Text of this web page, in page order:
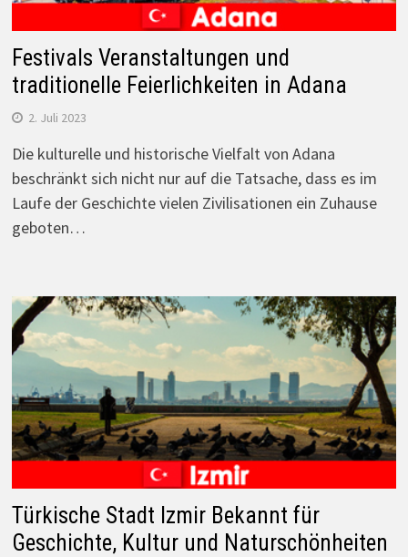
Festivals Veranstaltungen und
traditionelle Feierlichkeiten in Adana
2. Juli 2023
Die kulturelle und historische Vielfalt von Adana
beschränkt sich nicht nur auf die Tatsache, dass es im
Laufe der Geschichte vielen Zivilisationen ein Zuhause
geboten…
Türkische Stadt Izmir Bekannt für
Geschichte, Kultur und Naturschönheiten